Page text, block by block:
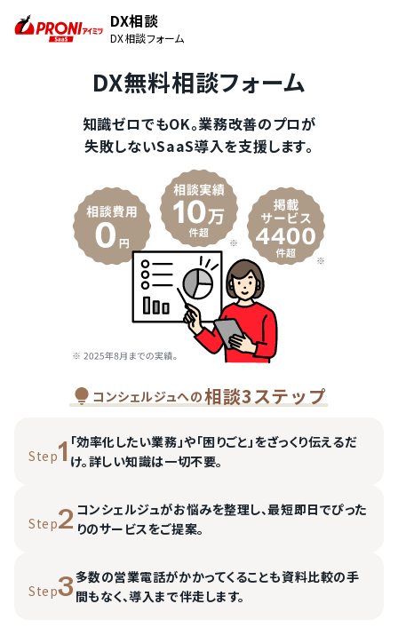
DX相談
DX相談フォーム
DX無料相談フォーム
知識ゼロでもOK。業務改善のプロが
失敗しないSaaS導入を支援します。
コンシェルジュへの相談3ステップ
Step1 「効率化したい業務」や「困りごと」をざっくり伝えるだ
け。詳しい知識は一切不要。
Step2 コンシェルジュがお悩みを整理し、最短即日でぴった
りのサービスをご提案。
Step3多数の営業電話がかかってくることも資料比較の手
間もなく、導入まで伴走します。